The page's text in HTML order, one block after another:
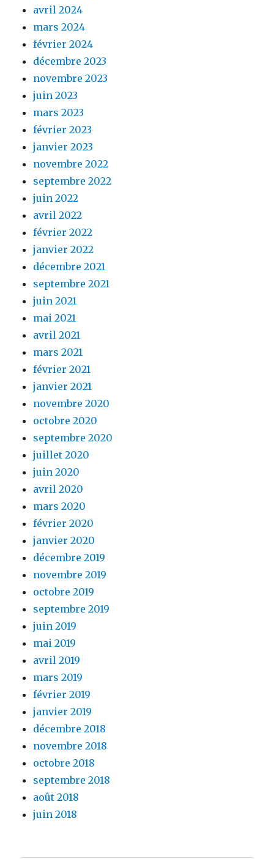
avril 2024
mars 2024
février 2024
décembre 2023
novembre 2023
juin 2023
mars 2023
février 2023
janvier 2023
novembre 2022
septembre 2022
juin 2022
avril 2022
février 2022
janvier 2022
décembre 2021
septembre 2021
juin 2021
mai 2021
avril 2021
mars 2021
février 2021
janvier 2021
novembre 2020
octobre 2020
septembre 2020
juillet 2020
juin 2020
avril 2020
mars 2020
février 2020
janvier 2020
décembre 2019
novembre 2019
octobre 2019
septembre 2019
juin 2019
mai 2019
avril 2019
mars 2019
février 2019
janvier 2019
décembre 2018
novembre 2018
octobre 2018
septembre 2018
août 2018
juin 2018